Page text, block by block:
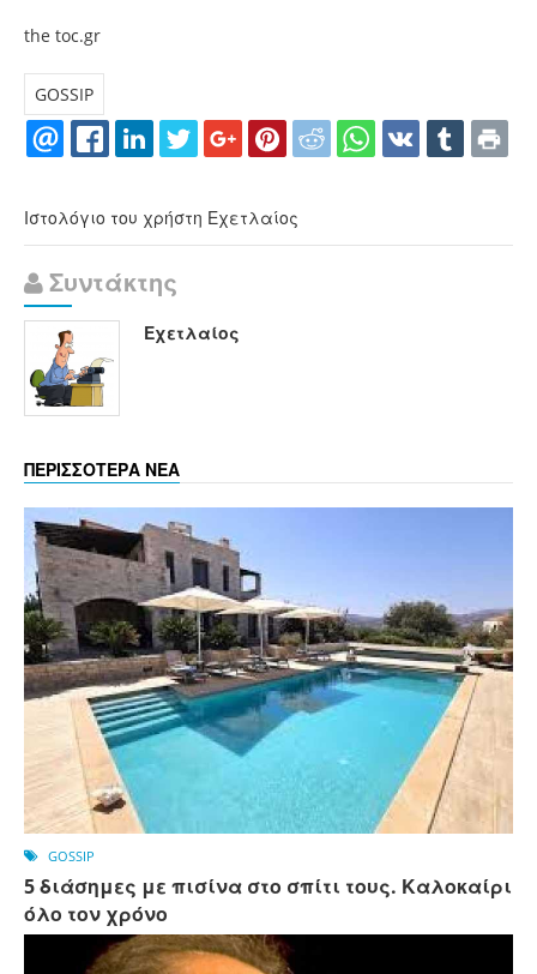
the toc.gr
GOSSIP
Ιστολόγιο του χρήστη Εχετλαίος
Συντάκτης
Εχετλαίος
ΠΕΡΙΣΣΟΤΕΡΑ ΝΕΑ
GOSSIP
5 διάσημες με πισίνα στο σπίτι τους. Καλοκαίρι
όλο τον χρόνο